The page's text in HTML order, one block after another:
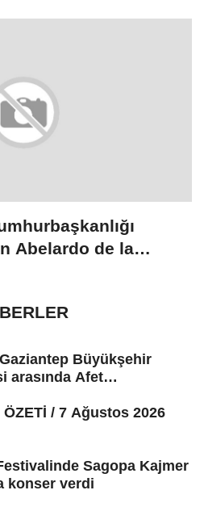
Abelardo de la
Büyükşehir
arasında Afet
ÖZETİ / 7 Ağustos 2026
Sagopa Kajmer
konser verdi